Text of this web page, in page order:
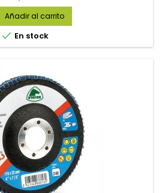
Añadir al carrito
 En stock